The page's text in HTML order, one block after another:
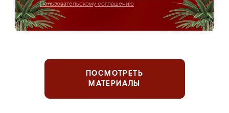
Пользовательскому соглашению
ПОСМОТРЕТЬ
МАТЕРИАЛЫ